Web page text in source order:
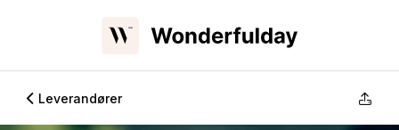
Leverandører